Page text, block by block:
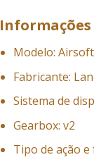
Informações
Modelo:
Fabricante:
Sistema de
Gearbox: v2
Tipo de ação